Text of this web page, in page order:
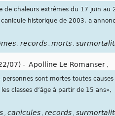
de chaleurs extrêmes du 17 juin au
historique de 2003, a
, records , morts ,
07) - Apolline Le Romanser ,
sont mortes toutes causes
classes d’âge à partir de 15 ans»,
, canicules , records ,